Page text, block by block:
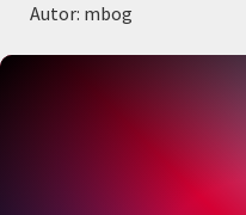
Autor: mbog